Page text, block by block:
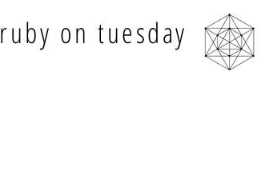
ruby on tuesday